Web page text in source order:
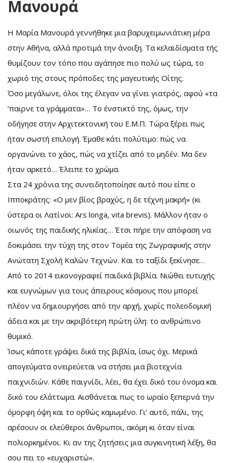
Μανουρά
Η Μαρία Μανουρά γεννήθηκε μια βαρυχειμωνιάτικη μέρα
στην Αθήνα, αλλά προτιμά την άνοιξη. Τα κελαϊδίσματα τής
θυμίζουν τον τόπο που αγάπησε πιο πολύ ως τώρα, το
χωριό της στους πρόποδες της μαγευτικής Οίτης.
Όσο μεγάλωνε, όλοι της έλεγαν να γίνει γιατρός, αφού «τα
’παιρνε τα γράμματα»… Το ένστικτό της, όμως, την
οδήγησε στην Αρχιτεκτονική του Ε.Μ.Π. Τώρα ξέρει πως
ήταν σωστή επιλογή. Έμαθε κάτι πολύτιμο: πώς να
οργανώνει το χάος, πώς να χτίζει από το μηδέν. Μα δεν
ήταν αρκετό… Έλειπε το χρώμα.
Στα 24 χρόνια της συνειδητοποίησε αυτό που είπε ο
Ιπποκράτης: «Ο μεν βίος βραχύς, η δε τέχνη μακρή» (κι
ύστερα οι Λατίνοι: Ars longa, vita brevis). Μάλλον ήταν ο
οιωνός της παιδικής ηλικίας… Έτσι πήρε την απόφαση να
δοκιμάσει την τύχη της στον Τομέα της Ζωγραφικής στην
Ανώτατη Σχολή Καλών Τεχνών. Και το ταξίδι ξεκίνησε…
Από το 2014 εικονογραφεί παιδικά βιβλία. Νιώθει ευτυχής
και ευγνώμων για τους άπειρους κόσμους που μπορεί
πλέον να δημιουργήσει από την αρχή, χωρίς πολεοδομική
άδεια και με την ακριβότερη πρώτη ύλη: το ανθρώπινο
θυμικό.
Ίσως κάποτε γράψει δικά της βιβλία, ίσως όχι. Μερικά
απογεύματα ονειρεύεται να στήσει μια βιοτεχνία
παιχνιδιών. Κάθε παιγνίδι, λέει, θα έχει δικό του όνομα και
δικό του ελάττωμα. Αισθάνεται πως το ωραίο ξεπερνά την
όμορφη όψη και το ορθώς καμωμένο. Γι’ αυτό, πάλι, της
αρέσουν οι ελεύθεροι άνθρωποι, ακόμη κι όταν είναι
πολιορκημένοι. Κι αν της ζητήσεις μια συγκινητική λέξη, θα
σου πει το «ευχαριστώ».